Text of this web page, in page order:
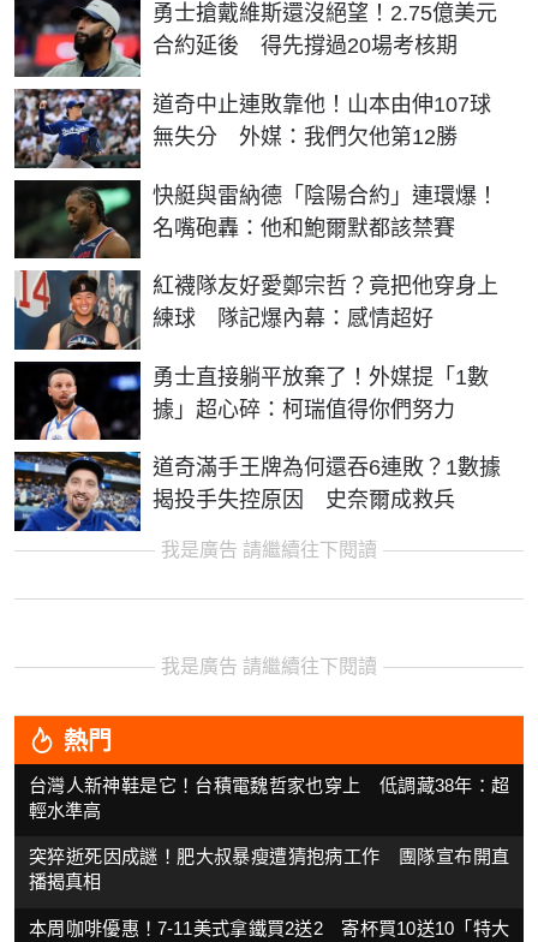
勇士搶戴維斯還沒絕望！2.75億美元
合約延後 得先撐過20場考核期
道奇中止連敗靠他！山本由伸107球
無失分 外媒：我們欠他第12勝
快艇與雷納德「陰陽合約」連環爆！
名嘴砲轟：他和鮑爾默都該禁賽
紅襪隊友好愛鄭宗哲？竟把他穿身上
練球 隊記爆內幕：感情超好
勇士直接躺平放棄了！外媒提「1數
據」超心碎：柯瑞值得你們努力
道奇滿手王牌為何還吞6連敗？1數據
揭投手失控原因 史奈爾成救兵
我是廣告 請繼續往下閱讀
我是廣告 請繼續往下閱讀
熱門
台灣人新神鞋是它！台積電魏哲家也穿上 低調藏38年：超
輕水準高
突猝逝死因成謎！肥大叔暴瘦遭猜抱病工作 團隊宣布開直
播揭真相
本周咖啡優惠！7-11美式拿鐵買2送2 寄杯買10送10「特大